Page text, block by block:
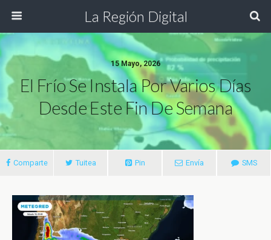
La Región Digital
15 Mayo, 2026
El Frío Se Instala Por Varios Días
Desde Este Fin De Semana
Comparte Tuitea Pin Envía SMS